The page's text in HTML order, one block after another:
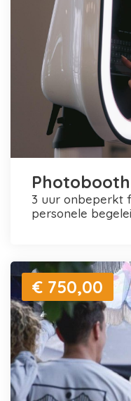
3 uur onbeperkt foto's maken en printen +
personele
€ 750,00